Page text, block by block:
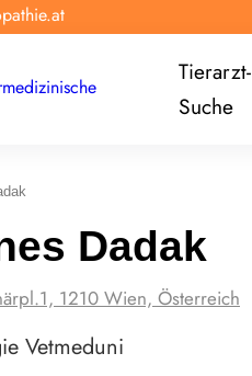
Tierarzt-
Suche
Dadak
1210 Wien, Österreich
Vetmeduni